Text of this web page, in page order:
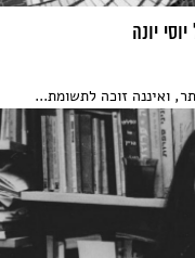
יונה
ואיננה זוכה לתשומת...